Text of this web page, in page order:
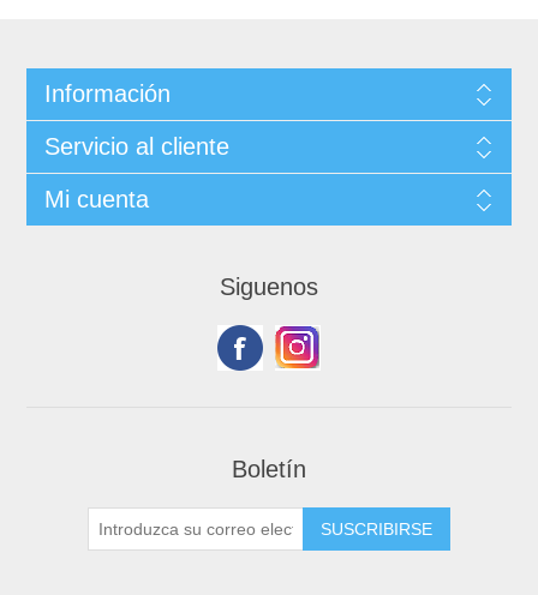
Información
Servicio al cliente
Mi cuenta
Siguenos
Boletín